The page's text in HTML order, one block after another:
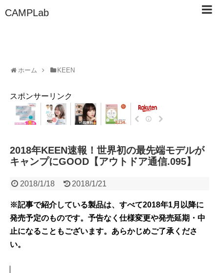
CAMPLab
ホーム KEEN
スポンサーリンク
2018年KEEN速報！世界初の最先端モデルが
キャンプにGOOD【アウトドア通信.095】
2018/1/18 2018/1/21
※記事で紹介している製品は、すべて2018年1月以降に
発売予定のものです。予告なく仕様変更や発売延期・中
止になることもございます。あらかじめご了承くださ
い。